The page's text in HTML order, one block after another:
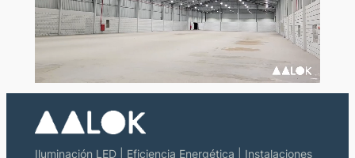
Iluminación LED | Eficiencia Energética | Instalaciones